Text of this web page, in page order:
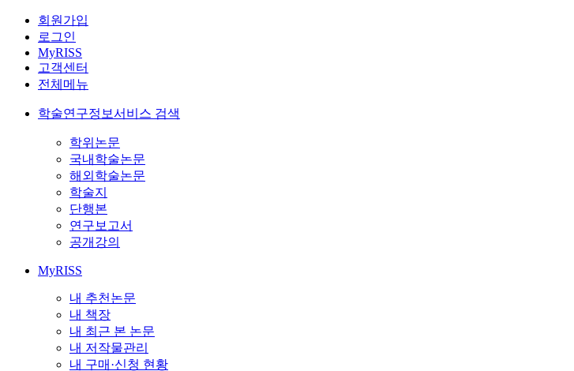
회원가입
로그인
MyRISS
고객센터
전체메뉴
학술연구정보서비스 검색
학위논문
국내학술논문
해외학술논문
학술지
단행본
연구보고서
공개강의
MyRISS
내 추천논문
내 책장
내 최근 본 논문
내 저작물관리
내 구매·신청 현황